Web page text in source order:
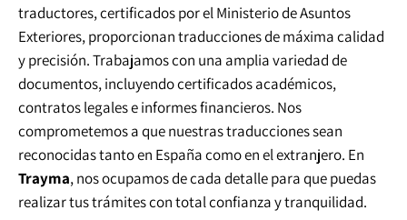
traductores, certificados por el Ministerio de Asuntos
Exteriores, proporcionan traducciones de máxima calidad
y precisión. Trabajamos con una amplia variedad de
documentos, incluyendo certificados académicos,
contratos legales e informes financieros. Nos
comprometemos a que nuestras traducciones sean
reconocidas tanto en España como en el extranjero. En
Trayma, nos ocupamos de cada detalle para que puedas
realizar tus trámites con total confianza y tranquilidad.